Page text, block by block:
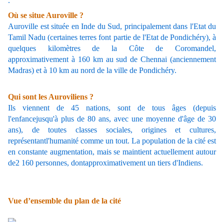
Où se situe Auroville ?
Auroville est située en Inde du Sud, principalement dans l'Etat du
Tamil Nadu (certaines terres font partie de l'Etat de Pondichéry), à
quelques kilomètres de la Côte de Coromandel,
approximativement à 160 km au sud de Chennai (anciennement
Madras) et à 10 km au nord de la ville de Pondichéry.
Qui sont les Auroviliens ?
Ils viennent de 45 nations, sont de tous âges (depuis
l'enfancejusqu'à plus de 80 ans, avec une moyenne d'âge de 30
ans), de toutes classes sociales, origines et cultures,
représentantl'humanité comme un tout. La population de la cité est
en constante augmentation, mais se maintient actuellement autour
de2 160 personnes, dontapproximativement un tiers d'Indiens.
Vue d’ensemble du plan de la cité